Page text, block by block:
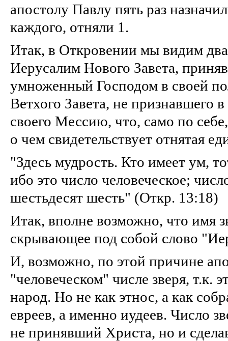
апостолу Павлу пять раз
каждого, отняли 1.
Итак, в Откровении мы видим
Иерусалим Нового Завета,
умноженный Господом в своей
Ветхого Завета, не признавшего
своего Мессию, что, само по
о чем свидетельствует отнятая
"Здесь мудрость. Кто имеет ум,
ибо это число человеческое;
шестьдесят шесть" (Откр. 13:18)
Итак, вполне возможно, что имя
скрывающее под собой слово
И, возможно, по этой причине
"человеческом" числе зверя, т.к.
народ. Но не как этнос, а как
евреев, а именно иудеев. Число
не принявший Христа, но и